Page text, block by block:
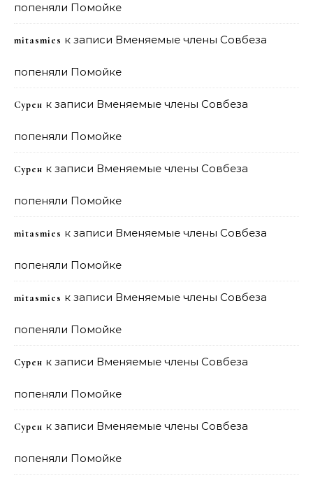
попеняли Помойке
mitasmies к записи Вменяемые члены Совбеза
попеняли Помойке
Сурен к записи Вменяемые члены Совбеза
попеняли Помойке
Сурен к записи Вменяемые члены Совбеза
попеняли Помойке
mitasmies к записи Вменяемые члены Совбеза
попеняли Помойке
mitasmies к записи Вменяемые члены Совбеза
попеняли Помойке
Сурен к записи Вменяемые члены Совбеза
попеняли Помойке
Сурен к записи Вменяемые члены Совбеза
попеняли Помойке